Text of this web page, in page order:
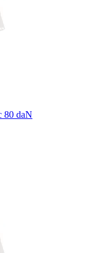
80 daN